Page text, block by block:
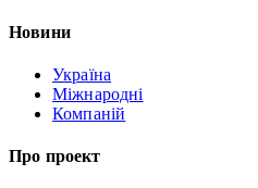
Новини
Україна
Міжнародні
Компаній
Про проект